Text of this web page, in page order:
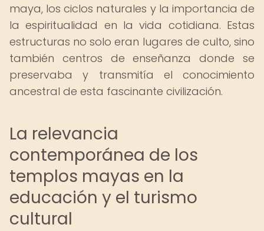
maya, los ciclos naturales y la importancia de
la espiritualidad en la vida cotidiana. Estas
estructuras no solo eran lugares de culto, sino
también centros de enseñanza donde se
preservaba y transmitía el conocimiento
ancestral de esta fascinante civilización.
La relevancia
contemporánea de los
templos mayas en la
educación y el turismo
cultural